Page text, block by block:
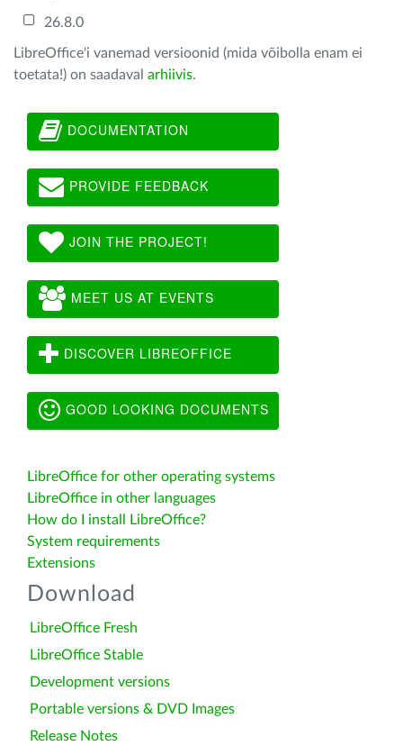
26.8.0
LibreOffice'i vanemad versioonid (mida võibolla enam ei
toetata!) on saadaval arhiivis.
DOCUMENTATION
PROVIDE FEEDBACK
JOIN THE PROJECT!
MEET US AT EVENTS
DISCOVER LIBREOFFICE
GOOD LOOKING DOCUMENTS
LibreOffice for other operating systems
LibreOffice in other languages
How do I install LibreOffice?
System requirements
Extensions
Download
LibreOffice Fresh
LibreOffice Stable
Development versions
Portable versions & DVD Images
Release Notes